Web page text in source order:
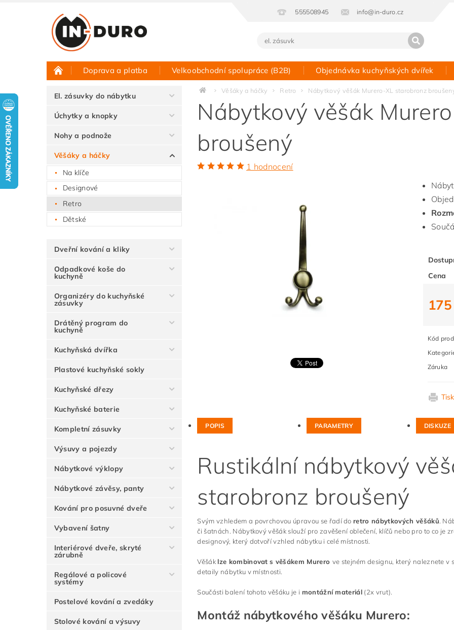
555508945 info@in-duro.cz
Doprava a platba Velkoobchodní spolupráce (B2B) Objednávka kuchyňských dvířek
Půjčovna vzorků Hodnocení obchodu Kontakt
El. zásuvky do nábytku
Úchytky a knopky
Nohy a podnože
Věšáky a háčky
Na klíče
Designové
Retro
Dětské
Dveřní kování a kliky
Odpadkové koše do
kuchyně
Organizéry do kuchyňské
zásuvky
Drátěný program do
kuchyně
Kuchyňská dvířka
Plastové kuchyňské sokly
Kuchyňské dřezy
Kuchyňské baterie
Kompletní zásuvky
Výsuvy a pojezdy
Nábytkové výklopy
Nábytkové závěsy, panty
Kování pro posuvné dveře
Vybavení šatny
Interiérové dveře, skryté
zárubně
Regálové a policové
systémy
Postelové kování a zvedáky
Stolové kování a výsuvy
Věšáky a háčky Retro Nábytkový věšák Murero-XL starobronz
Nábytkový věšák
broušený
1 hodnocení
Cena
Kód
Záruka
Tisk
POPIS PARAMETRY DISKUZE
Rustikální nábytkový
starobronz broušený
Svým vzhledem a povrchovou úpravou se řadí doretro nábytkových věšáků .
či šatnách. Nábytkový věšák slouží pro zavěšení oblečení, klíčů nebo pro to co je
designový, který dotvoří vzhled nábytku i celé místnosti.
Věšák lze kombinovat s věšákem Murero ve stejném designu, který naleznete v
detaily nábytku v místnosti.
Součásti balení tohoto věšáku je i montážní materiál (2x vrut).
Montáž nábytkového věšáku Murero: